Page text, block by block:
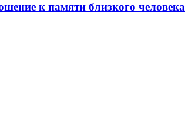
к памяти близкого человека